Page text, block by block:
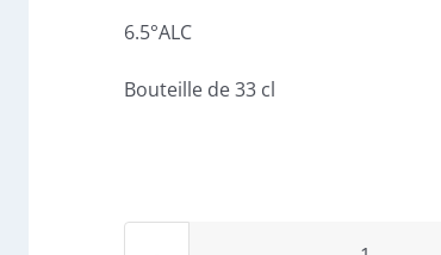
6.5°ALC
Bouteille de 33 cl